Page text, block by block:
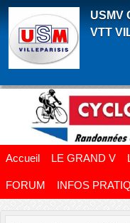
USMV
VTT
Accueil LE GRAND V
FORUM INFOS
Panneau de gestion des